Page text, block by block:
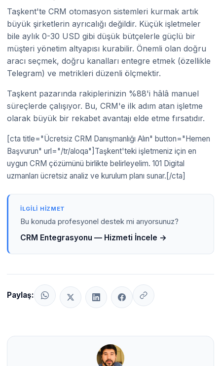
sektöre ve uygulama kalitesine göre değişmektedir.
Taşkent'te CRM otomasyon sistemleri kurmak artık
büyük şirketlerin ayrıcalığı değildir. Küçük işletmeler
bile aylık 0-30 USD gibi düşük bütçelerle güçlü bir
müşteri yönetim altyapısı kurabilir. Önemli olan doğru
aracı seçmek, doğru kanalları entegre etmek (özellikle
Telegram) ve metrikleri düzenli ölçmektir.
Taşkent pazarında rakiplerinizin %88'i hâlâ manuel
süreçlerde çalışıyor. Bu, CRM'e ilk adım atan işletme
olarak büyük bir rekabet avantajı elde etme fırsatıdır.
[cta title="Ücretsiz CRM Danışmanlığı Alın" button="Hemen
Başvurun" url="/tr/aloqa"]Taşkent'teki işletmeniz için en
uygun CRM çözümünü birlikte belirleyelim. 101 Digital
uzmanları ücretsiz analiz ve kurulum planı sunar.[/cta]
İLGILI HIZMET
Bu konuda profesyonel destek mi arıyorsunuz?
CRM Entegrasyonu — Hizmeti İncele →
Paylaş: